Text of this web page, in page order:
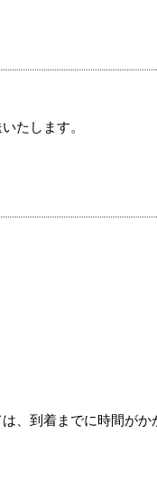
たします。
、到着までに時間がか